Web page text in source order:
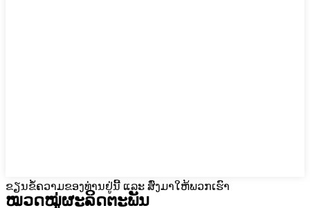
ຂຽນຂໍ້ຄວາມຂອງທ່ານຢູ່ນີ້ ແລະ ສົ່ງມາໃຫ້ພວກເຮົາ
ໝວດໝູ່ຜະລິດຕະພັນ